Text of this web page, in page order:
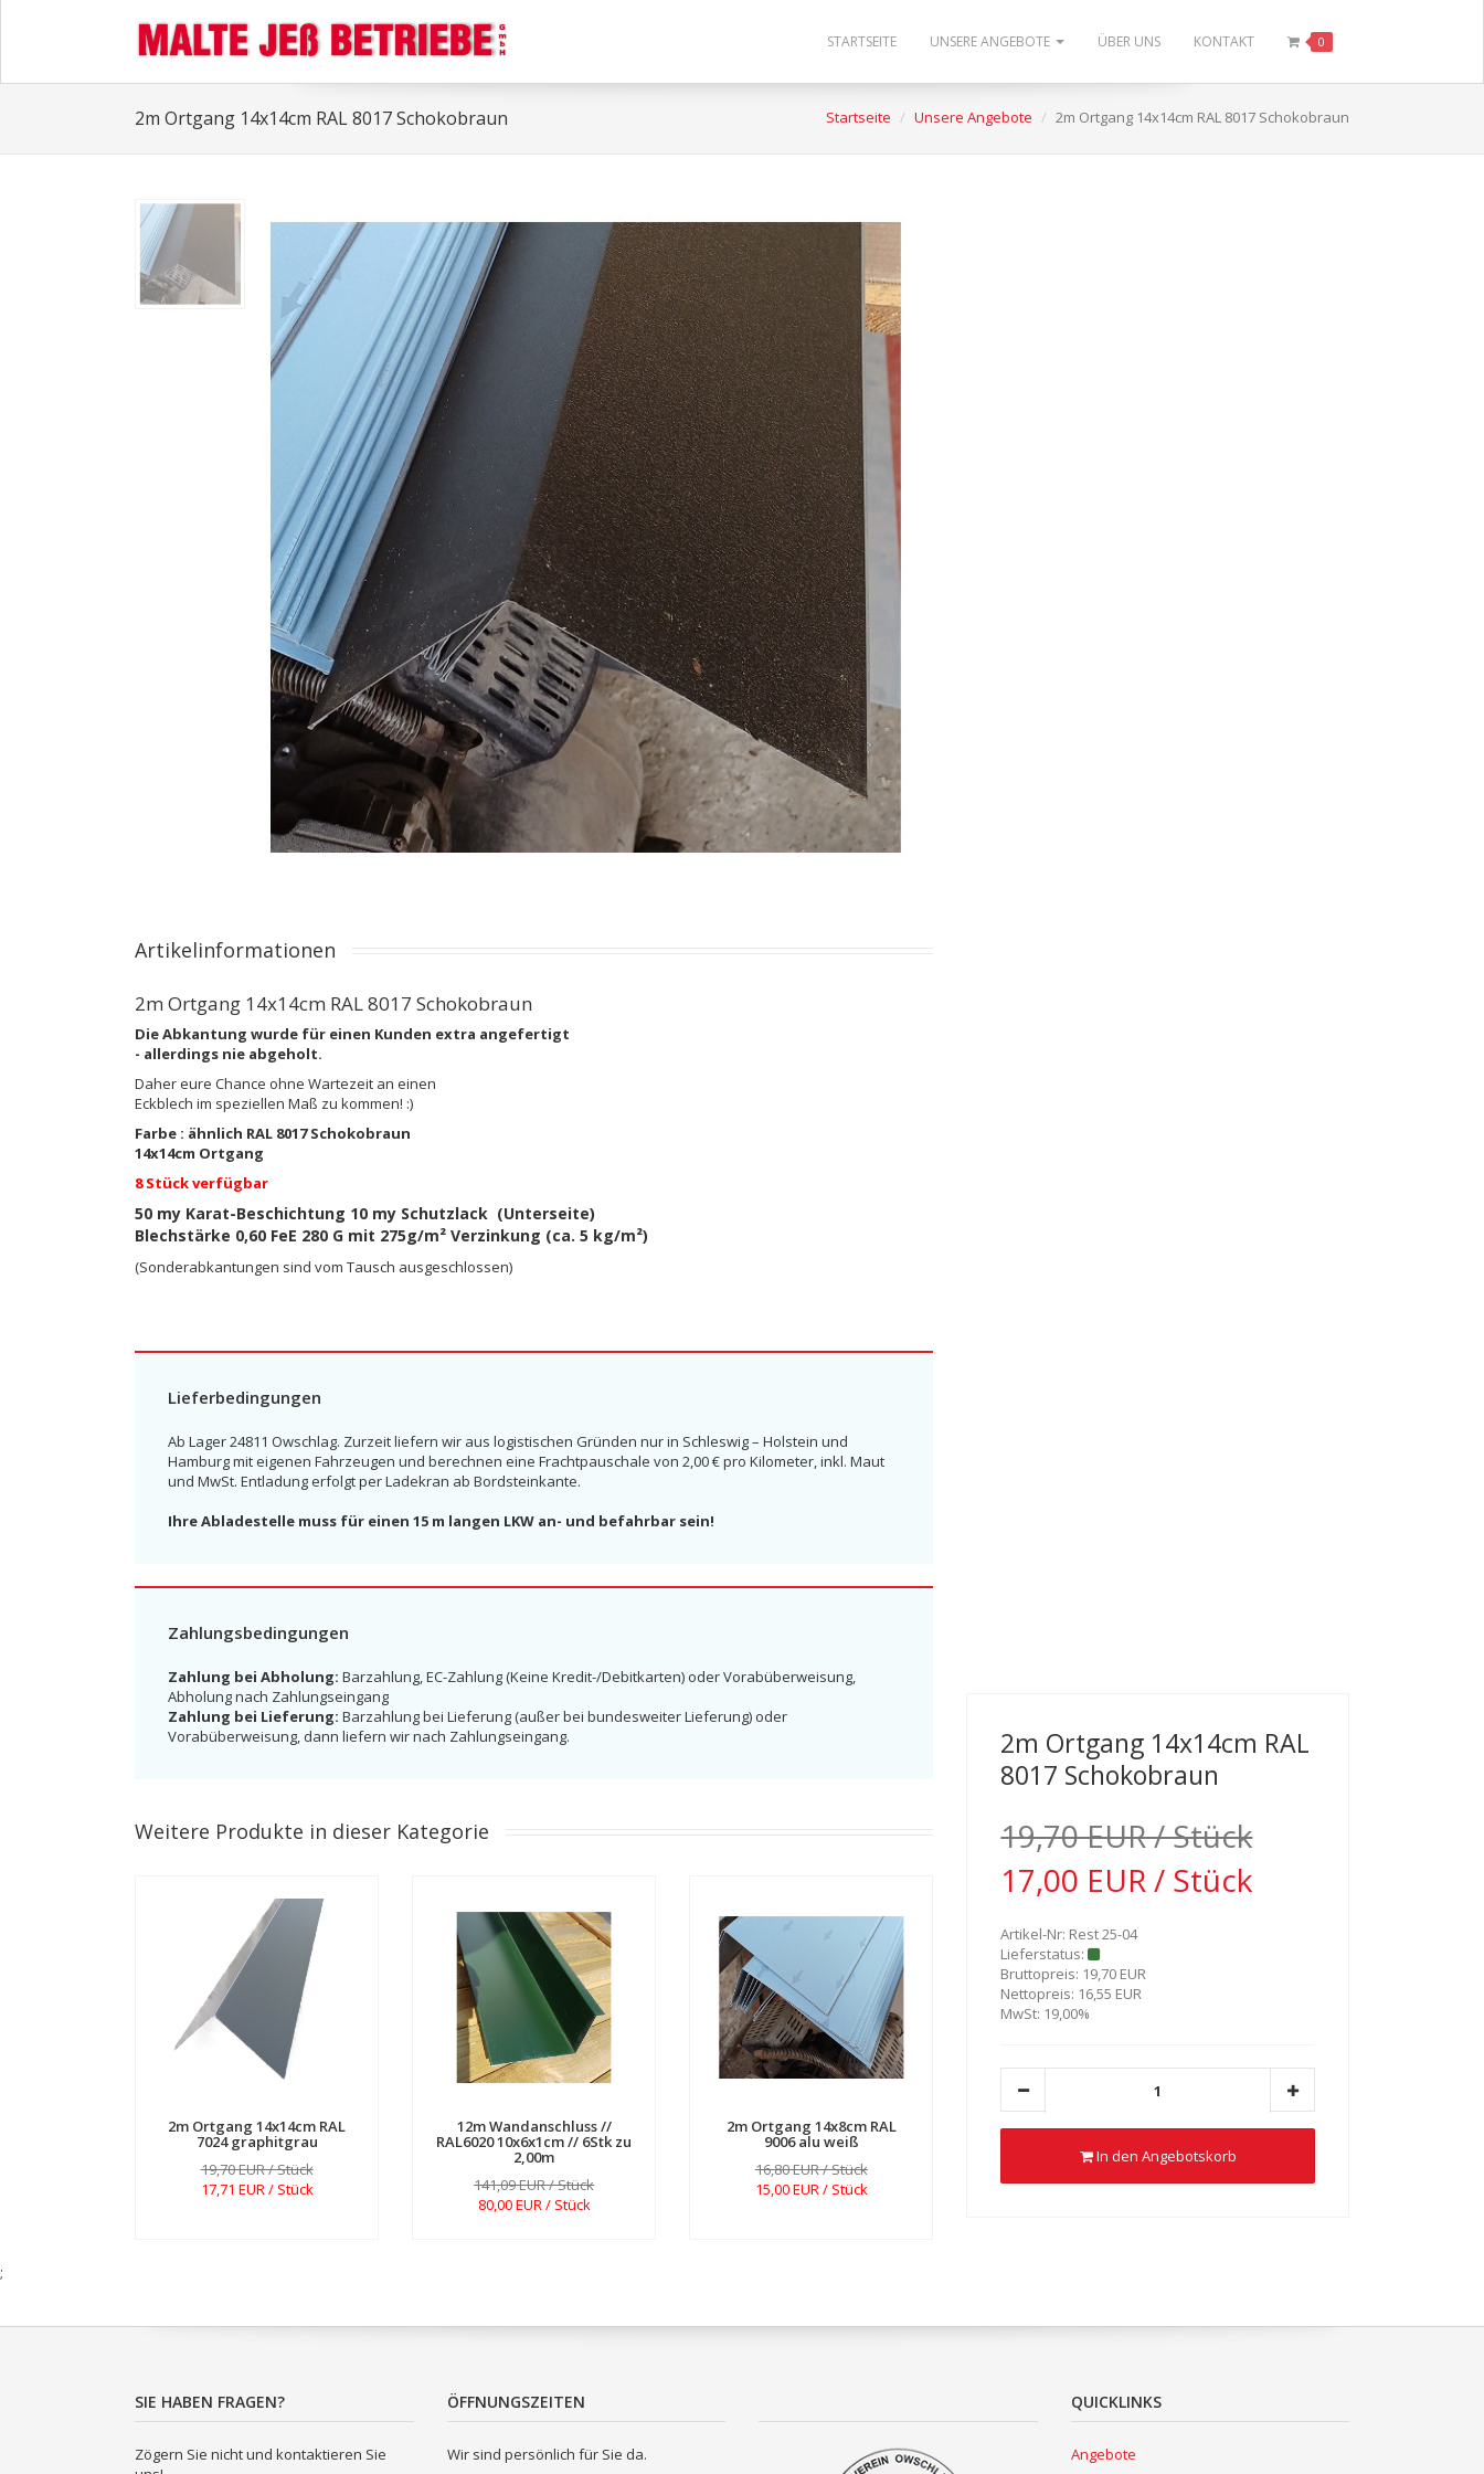
STARTSEITE UNSERE ANGEBOTE ÜBER UNS KONTAKT 0
2m Ortgang 14x14cm RAL 8017 Schokobraun Startseite Unsere Angebote 2m Ortgang 14x14cm RAL 8017 Schokobraun
2m Ortgang 14x14cm RAL
8017 Schokobraun
19,70 EUR / Stück
17,00 EUR / Stück
Artikel-Nr: Rest 25-04
Lieferstatus:
Bruttopreis: 19,70 EUR
Nettopreis: 16,55 EUR
MwSt: 19,00%
In den Angebotskorb
Artikelinformationen
2m Ortgang 14x14cm RAL 8017 Schokobraun
Die Abkantung wurde für einen Kunden extra angefertigt
- allerdings nie abgeholt.
Daher eure Chance ohne Wartezeit an einen
Eckblech im speziellen Maß zu kommen! :)
Farbe : ähnlich RAL 8017 Schokobraun
14x14cm Ortgang
8 Stück verfügbar
50 my Karat-Beschichtung 10 my Schutzlack (Unterseite)
Blechstärke 0,60 FeE 280 G mit 275g/m² Verzinkung (ca. 5 kg/m²)
(Sonderabkantungen sind vom Tausch ausgeschlossen)
Lieferbedingungen
Ab Lager 24811 Owschlag. Zurzeit liefern wir aus logistischen Gründen nur in Schleswig – Holstein und
Hamburg mit eigenen Fahrzeugen und berechnen eine Frachtpauschale von 2,00 € pro Kilometer, inkl. Maut
und MwSt. Entladung erfolgt per Ladekran ab Bordsteinkante.
Ihre Abladestelle muss für einen 15 m langen LKW an- und befahrbar sein!
Zahlungsbedingungen
Zahlung bei Abholung: Barzahlung, EC-Zahlung (Keine Kredit-/Debitkarten) oder Vorabüberweisung,
Abholung nach Zahlungseingang
Zahlung bei Lieferung: Barzahlung bei Lieferung (außer bei bundesweiter Lieferung) oder
Vorabüberweisung, dann liefern wir nach Zahlungseingang.
Weitere Produkte in dieser Kategorie
2m Ortgang 14x14cm RAL
7024 graphitgrau
19,70 EUR / Stück
17,71 EUR / Stück
12m Wandanschluss //
RAL6020 10x6x1cm // 6Stk zu
2,00m
141,09 EUR / Stück
80,00 EUR / Stück
2m Ortgang 14x8cm RAL
9006 alu weiß
16,80 EUR / Stück
15,00 EUR / Stück
;
SIE HABEN FRAGEN?
Zögern Sie nicht und kontaktieren Sie
ÖFFNUNGSZEITEN
Wir sind persönlich für Sie da.
QUICKLINKS
Angebote